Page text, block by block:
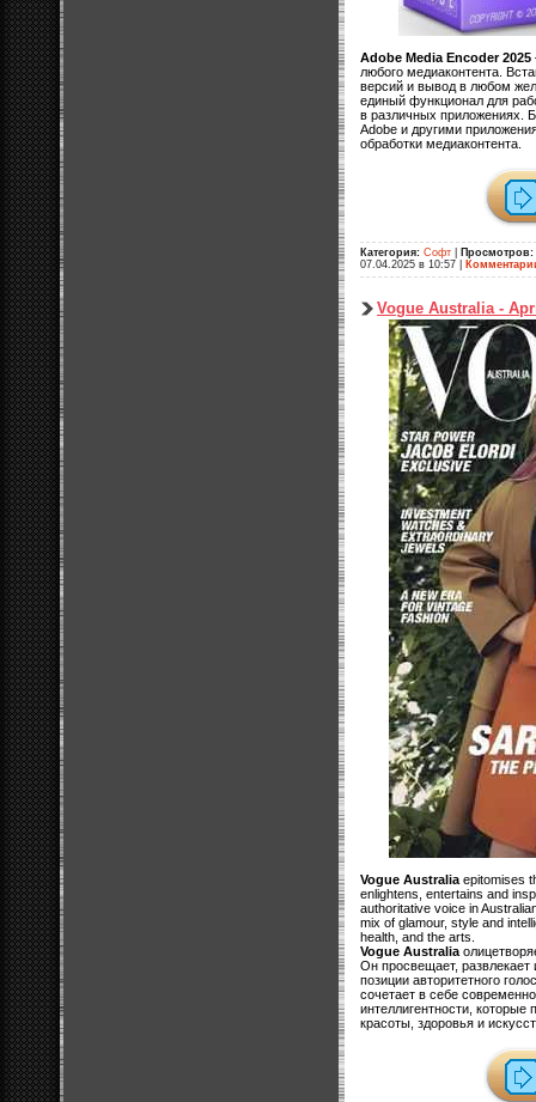
Adobe Media Encoder 2025
любого медиаконтента.
версий и вывод в любом
единый функционал для
в различных приложениях.
Adobe и другими
обработки медиаконтента.
Категория: Софт Просмотров:
07.04.2025 в 10:57
Vogue Australia -
Vogue Australia epitomises
enlightens, entertains and
authoritative voice in
mix of glamour, style and
health, and the arts.
Vogue Australia
Он просвещает, развлекает
позиции авторитетного
сочетает в себе
интеллигентности,
красоты, здоровья и